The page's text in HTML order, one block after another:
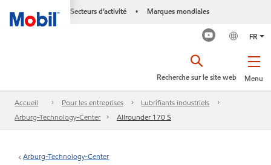
Secteurs d’activité • Marques mondiales
FR
Menu
Recherche sur le site web
Accueil Pour les entreprises
Lubrifiants industriels
Arburg-Technology-Center
Allrounder 170 S
Arburg-Technology-Center